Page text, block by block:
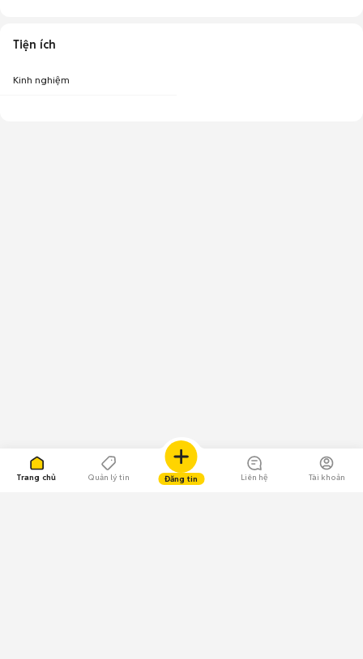
Trang chủ Quản lý tin Đăng tin Liên hệ Tài khoản
Tiện ích
Kinh nghiệm